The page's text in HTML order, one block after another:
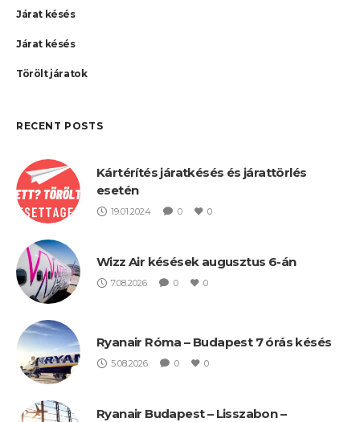
Járat késés
Járat késés
Törölt járatok
RECENT POSTS
Kártérítés járatkésés és járattörlés
esetén
19.01.2024 0 0
Wizz Air késések augusztus 6-án
7.08.2026 0 0
Ryanair Róma – Budapest 7 órás késés
5.08.2026 0 0
Ryanair Budapest – Lisszabon –